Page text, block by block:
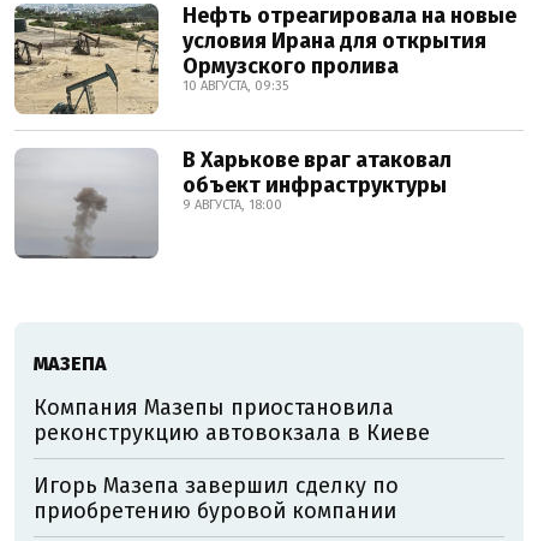
Нефть отреагировала на новые
условия Ирана для открытия
Ормузского пролива
10 АВГУСТА, 09:35
В Харькове враг атаковал
объект инфраструктуры
9 АВГУСТА, 18:00
МАЗЕПА
Компания Мазепы приостановила
реконструкцию автовокзала в Киеве
Игорь Мазепа завершил сделку по
приобретению буровой компании